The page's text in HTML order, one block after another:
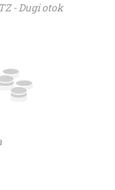
TZ - Dugi otok